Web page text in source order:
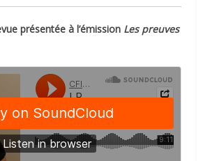
présentée à l’émission Les preuves